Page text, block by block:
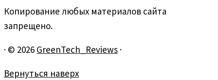
Копирование любых материалов сайта
запрещено.
· © 2026 GreenTech_Reviews ·
Вернуться наверх